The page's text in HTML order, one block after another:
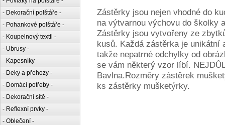
- Dekorační polštáře -
- Pohankové polštáře -
- Koupelnový textil -
- Ubrusy -
- Kapesníky -
- Deky a přehozy -
- Domácí potřeby -
- Dekorační sítě -
- Reflexní prvky -
- Oblečení -
Zástěrky jsou nejen vhodné do
na výtvarnou výchovu do školky
Zástěrky jsou vytvořeny ze
kusů. Každá zástěrka je
takže nepatrné odchylky od
se vám některý vzor líbí.
Bavlna.Rozměry zástěrek
ks zástěrky mušketýrky.